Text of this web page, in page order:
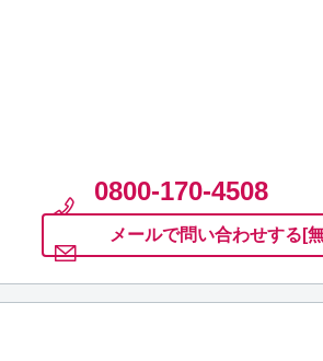
0800-170-4508
メールで問い合わせする [